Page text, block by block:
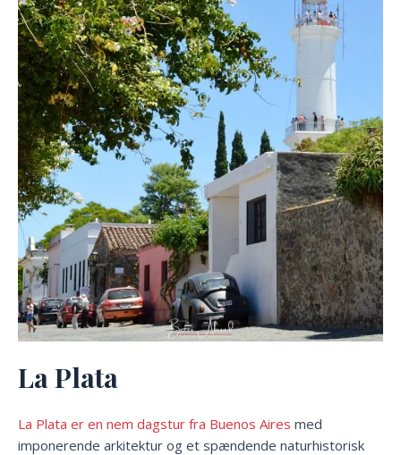
La Plata
La Plata er en nem dagstur fra Buenos Aires med
imponerende arkitektur og et spændende naturhistorisk